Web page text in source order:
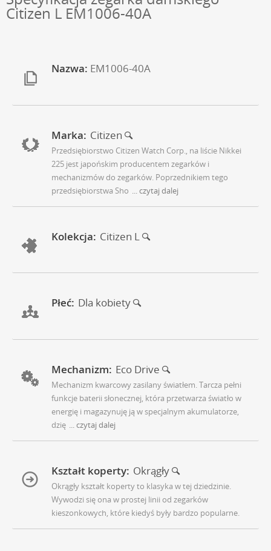
Citizen L EM1006-40A
Nazwa: EM1006-40A
Marka: Citizen
Przedsiębiorstwo Citizen Watch Corp., na liście Nikkei
225 jest japońskim producentem zegarków i
mechanizmów do zegarków. Poprzednikiem tego
przedsiębiorstwa Sho ... czytaj dalej
Kolekcja: Citizen L
Płeć: Dla kobiety
Mechanizm: Eco Drive
Mechanizm kwarcowy zasilany światłem. Tarcza pełni
funkcje baterii słonecznej, która przetwarza światło w
energię i magazynuję ją w specjalnym akumulatorze,
dzię ... czytaj dalej
Kształt koperty: Okrągły
Okrągły kształt koperty to klasyka w tej dziedzinie.
Wywodzi się ona w prostej linii od zegarków
kieszonkowych, które kiedyś były bardzo popularne.